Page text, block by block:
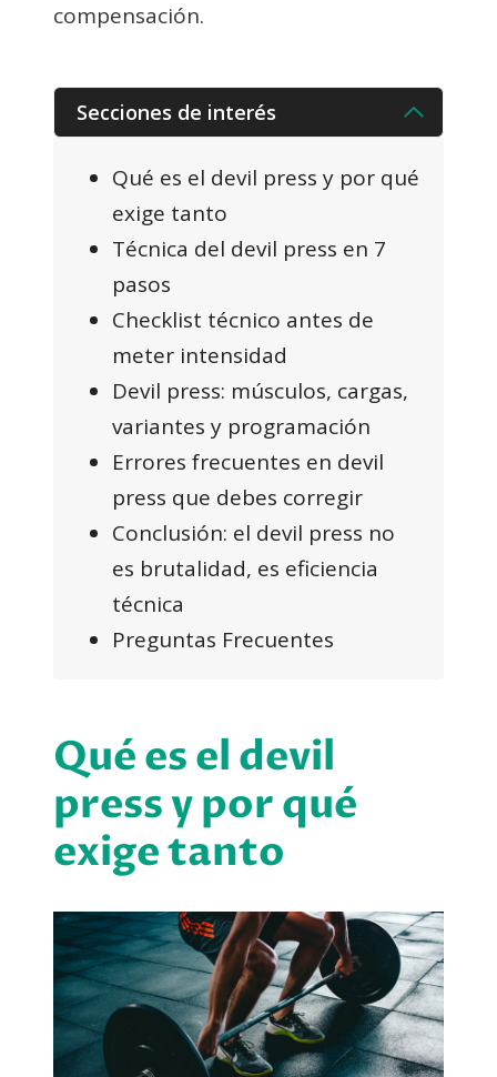
compensación.
Secciones de interés
Qué es el devil press y por qué
exige tanto
Técnica del devil press en 7
pasos
Checklist técnico antes de
meter intensidad
Devil press: músculos, cargas,
variantes y programación
Errores frecuentes en devil
press que debes corregir
Conclusión: el devil press no
es brutalidad, es eficiencia
técnica
Preguntas Frecuentes
Qué es el devil
press y por qué
exige tanto